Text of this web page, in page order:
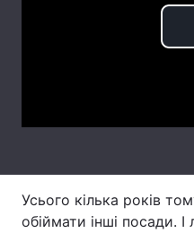
Відео з Youtube
Інтерв'ю
Усього кілька років
обіймати інші посади.